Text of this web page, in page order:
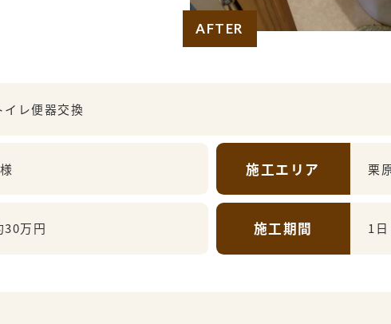
AFTER
イレ便器交換
施工エリア 栗
30万円 施工期間 1日